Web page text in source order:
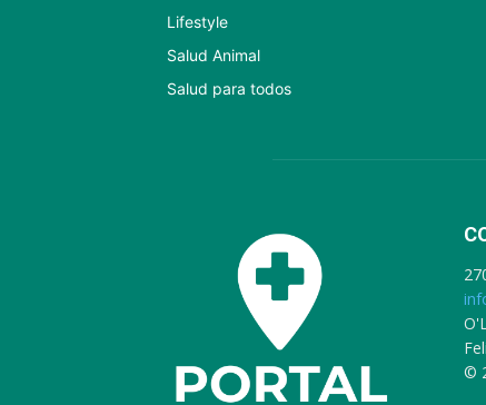
Lifestyle
Salud Animal
Salud para todos
©